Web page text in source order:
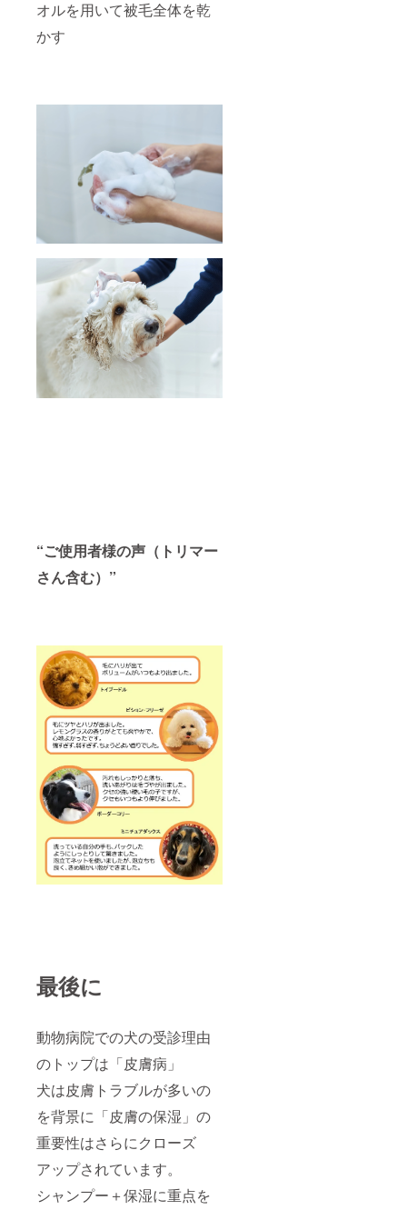
オルを用いて被毛全体を乾
かす
“ご使用者様の声（トリマー
さん含む）”
最後に
動物病院での犬の受診理由
のトップは「皮膚病」
犬は皮膚トラブルが多いの
を背景に「皮膚の保湿」の
重要性はさらにクローズ
アップされています。
シャンプー＋保湿に重点を